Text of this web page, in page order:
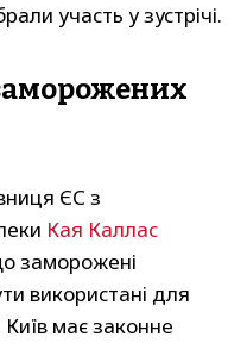
участь у зустрічі.
ЄС з
Кая Каллас
заморожені
використані для
Київ має законне